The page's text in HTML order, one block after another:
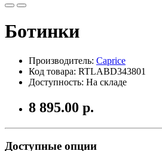
Ботинки
Производитель: Caprice
Код товара: RTLABD343801
Доступность: На складе
8 895.00 р.
Доступные опции